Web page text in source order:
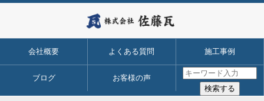
会社概要 よくある質問 施工事例
ブログ お客様の声